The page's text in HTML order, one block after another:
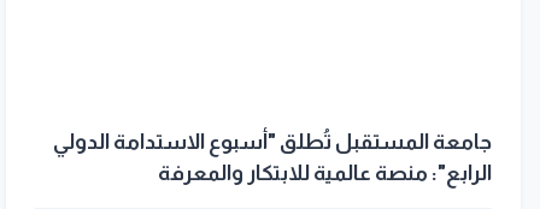
جامعة المستقبل تُطلق "أسبوع الاستدامة الدولي
الرابع": منصة عالمية للابتكار والمعرفة